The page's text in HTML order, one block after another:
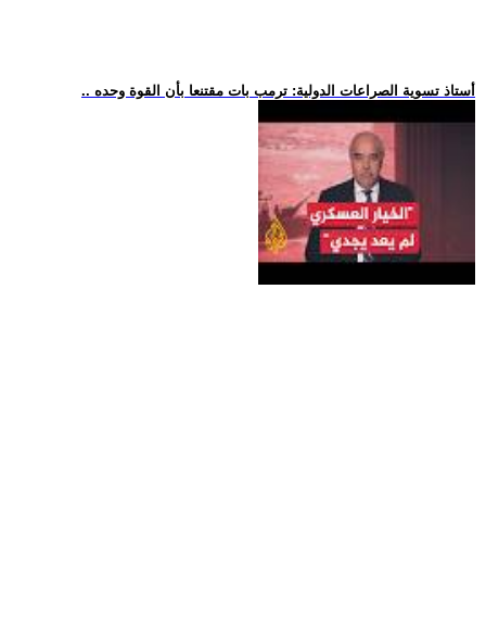
.. أستاذ تسوية الصراعات الدولية: ترمب بات مقتنعا بأن القوة وحده